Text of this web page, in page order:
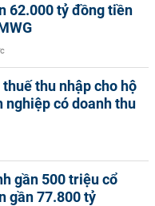
62.000 tỷ đồng tiền
thu nhập cho hộ
nghiệp có doanh thu
gần 500 triệu cổ
gần 77.800 tỷ